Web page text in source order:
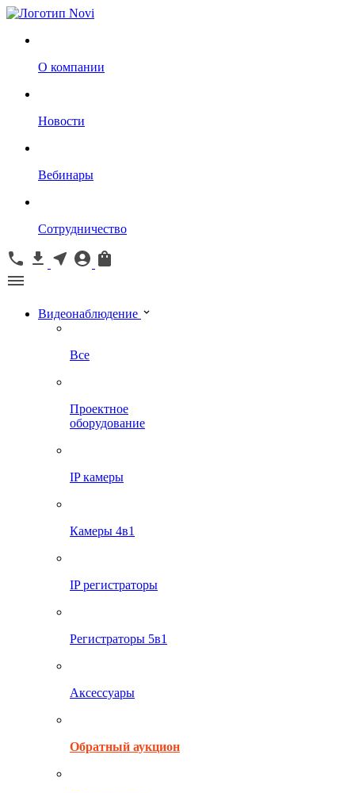
О компании
Новости
Вебинары
Сотрудничество
Видеонаблюдение
Все
Проектное
оборудование
IP камеры
Камеры 4в1
IP регистраторы
Регистраторы 5в1
Аксессуары
Обратный аукцион